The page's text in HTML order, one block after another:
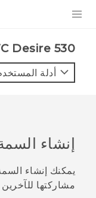
VIVE
VIVERSE
البرامج + التطبيقات
الدعم
Desire 530‎
أدلة
إنشاء
يمكنك إنشاء
مشاركتها للآخرين